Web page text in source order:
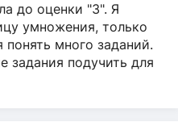
до оценки "3". Я
умножения, только
много заданий.
задания подучить для